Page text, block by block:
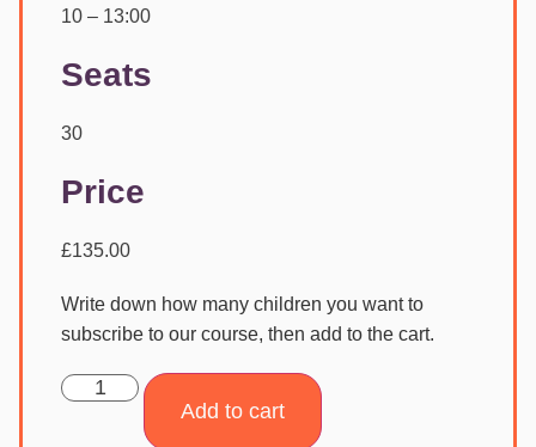
10 – 13:00
Seats
30
Price
£135.00
Write down how many children you want to
subscribe to our course, then add to the cart.
Add to cart